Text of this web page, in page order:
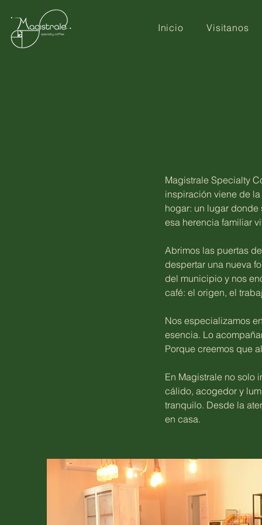
Inicio Visitanos
Magistrale Specialty
inspiración viene de
hogar: un lugar donde
esa herencia familiar
Abrimos las puertas
despertar una nueva
del municipio y nos
café: el origen, el
Nos especializamos
esencia. Lo
Porque creemos que
En Magistrale no solo
cálido, acogedor y
tranquilo. Desde la
en casa.